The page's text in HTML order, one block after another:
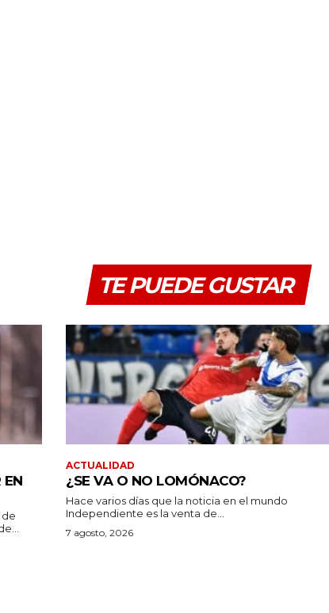
TE PUEDE GUSTAR
EN
ACTUALIDAD
¿SE VA O NO LOMÓNACO?
Hace varios días que la noticia en el mundo
Independiente es la venta de...
7 agosto, 2026